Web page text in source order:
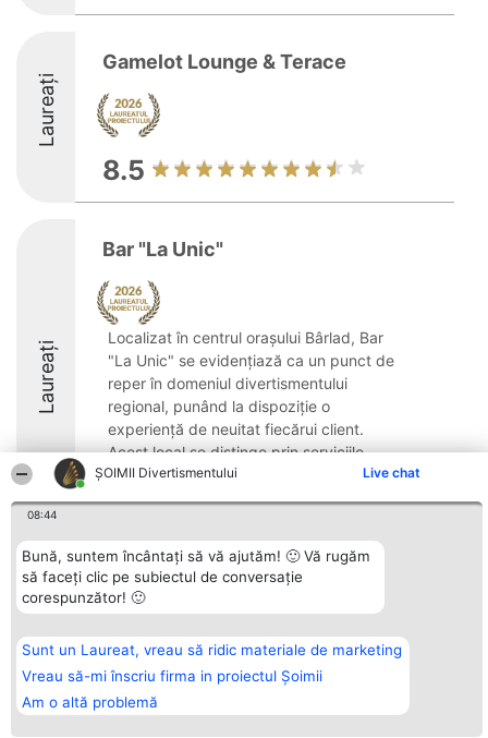
ŞOIMII Divertismentului Live chat
08:44
Bună, suntem încântați să vă ajutăm! 🙂 Vă rugăm
să faceți clic pe subiectul de conversație
corespunzător! 🙂
Sunt un Laureat, vreau să ridic materiale de marketing
Vreau să-mi înscriu firma in proiectul Șoimii
Am o altă problemă
Laureați
Gamelot Lounge & Terace
8.5
Laureați
Bar "La Unic"
Localizat în centrul orașului Bârlad, Bar
"La Unic" se evidențiază ca un punct de
reper în domeniul divertismentului
regional, punând la dispoziție o
experiență de neuitat fiecărui client.
Acest local se distinge prin serviciile
sale de calitate ...
8.8
Organizator Ranking
BRIGHT SOLUTIONS BR SRL
Sc. A Et. 4 Ap. 13 Cod 061952
București
CUI 36737675
Laureaților
Reguli
Statut